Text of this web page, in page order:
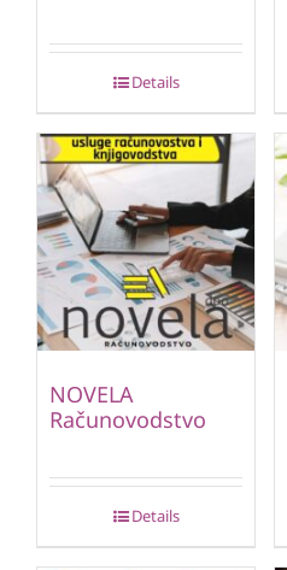
Details
NOVELA
Računovodstvo
Details